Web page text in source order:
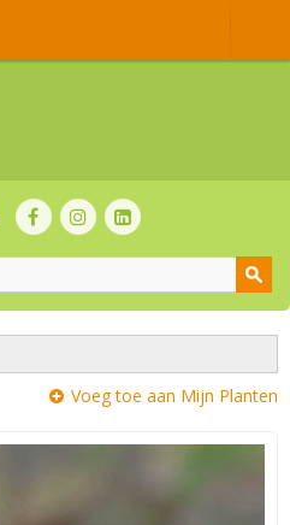
Voeg toe aan Mijn Planten